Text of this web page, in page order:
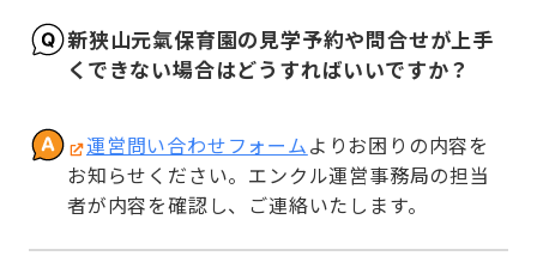
新狭山元氣保育園の見学予約や問合せが上手
くできない場合はどうすればいいですか？
運営問い合わせフォームよりお困りの内容を
お知らせください。エンクル運営事務局の担当
者が内容を確認し、ご連絡いたします。